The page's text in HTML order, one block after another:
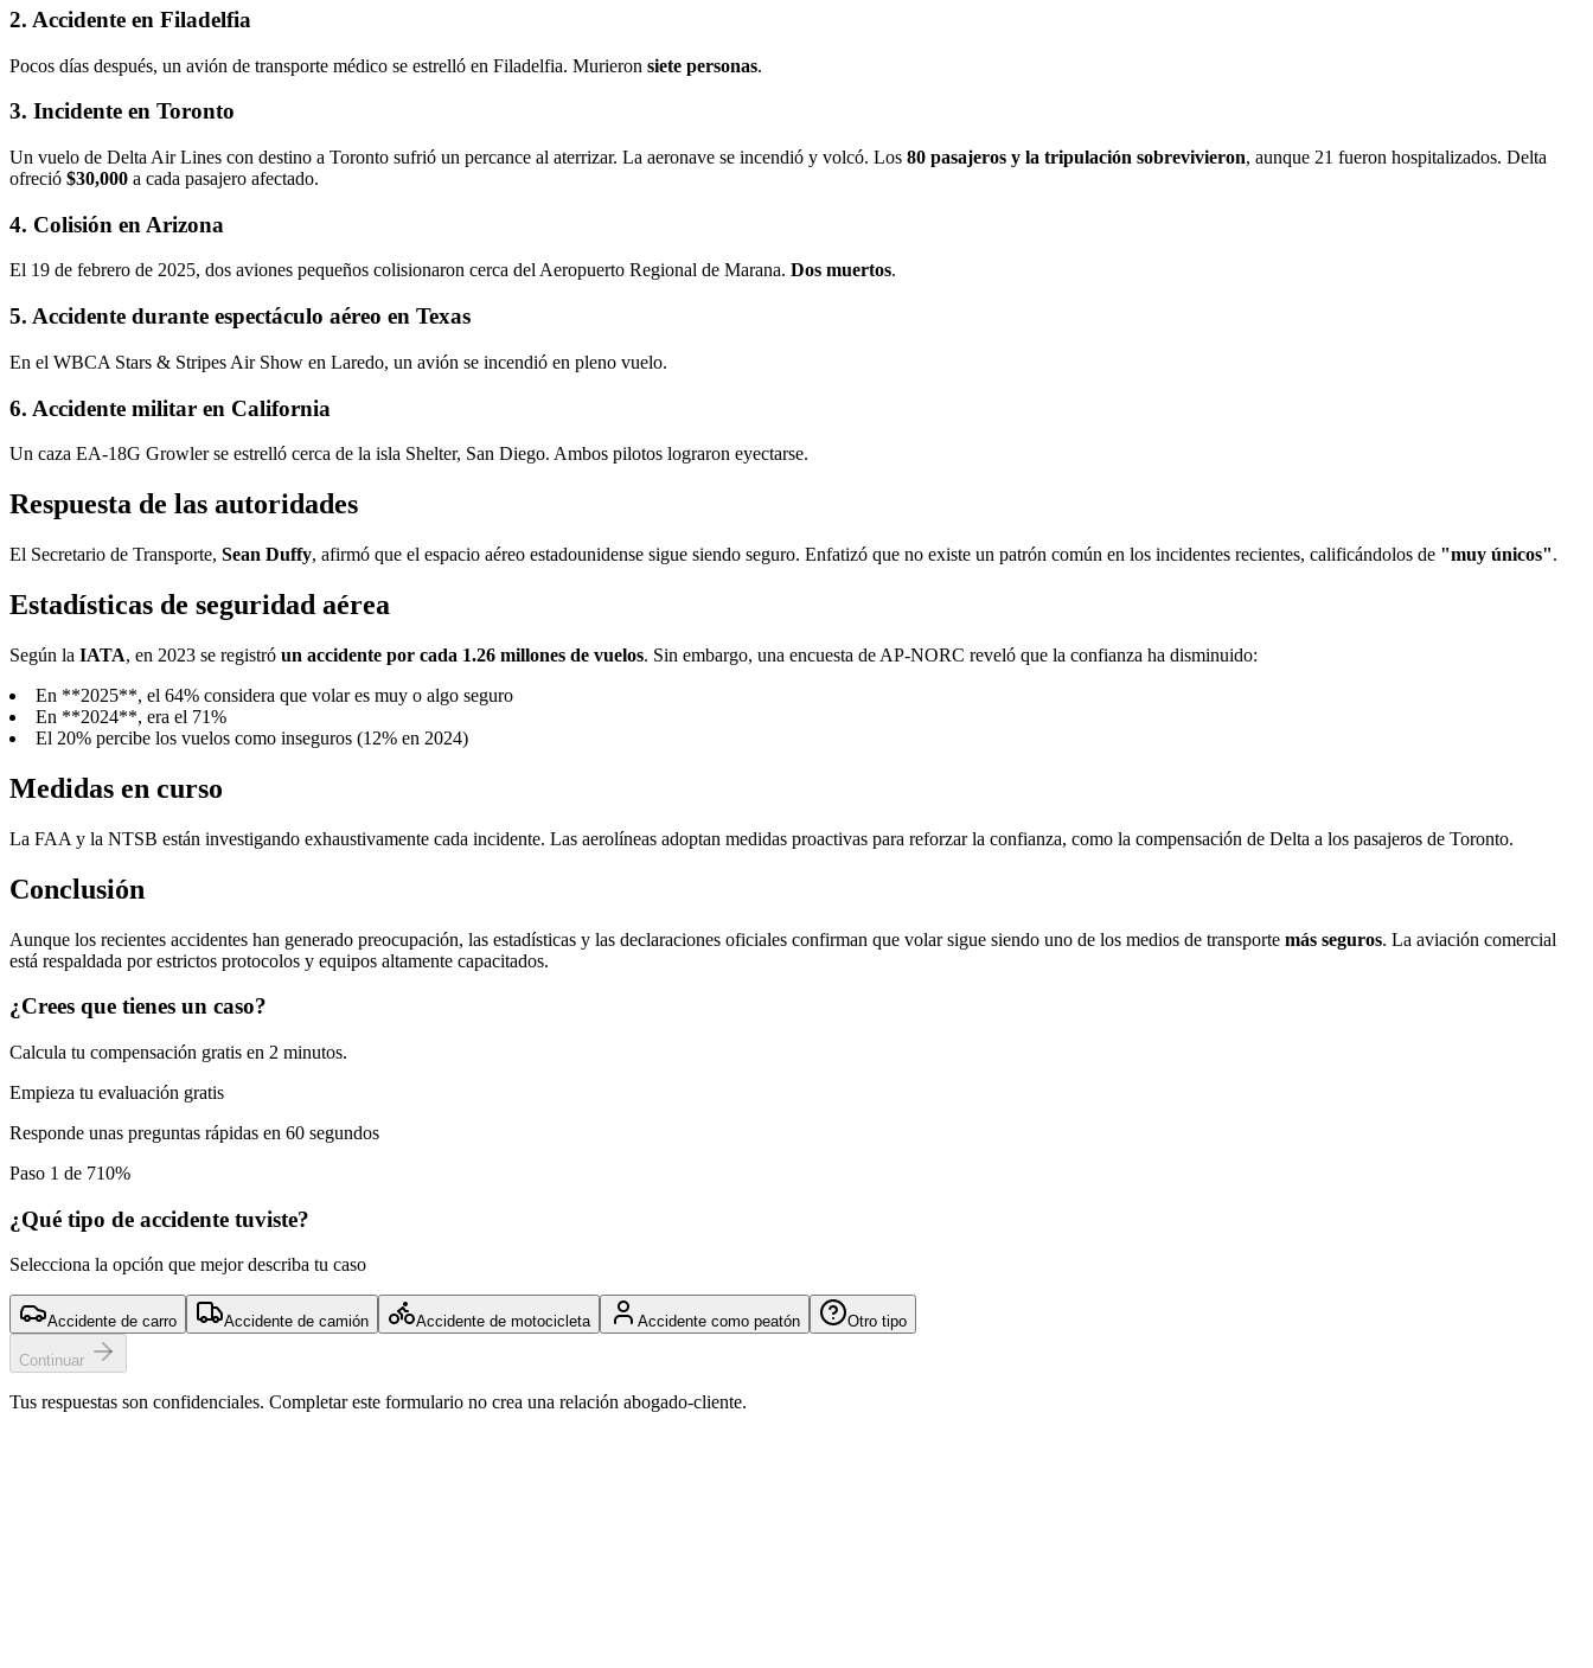
2. Accidente en Filadelfia
Pocos días después, un avión de transporte médico se estrelló en Filadelfia. Murieron siete personas.
3. Incidente en Toronto
Un vuelo de Delta Air Lines con destino a Toronto sufrió un percance al aterrizar. La aeronave se incendió y volcó. Los 80 pasajeros y la tripulación sobrevivieron, aunque 21 fueron hospitalizados. Delta
ofreció $30,000 a cada pasajero afectado.
4. Colisión en Arizona
El 19 de febrero de 2025, dos aviones pequeños colisionaron cerca del Aeropuerto Regional de Marana. Dos muertos.
5. Accidente durante espectáculo aéreo en Texas
En el WBCA Stars & Stripes Air Show en Laredo, un avión se incendió en pleno vuelo.
6. Accidente militar en California
Un caza EA-18G Growler se estrelló cerca de la isla Shelter, San Diego. Ambos pilotos lograron eyectarse.
Respuesta de las autoridades
El Secretario de Transporte, Sean Duffy, afirmó que el espacio aéreo estadounidense sigue siendo seguro. Enfatizó que no existe un patrón común en los incidentes recientes, calificándolos de "muy únicos".
Estadísticas de seguridad aérea
Según la IATA, en 2023 se registró un accidente por cada 1.26 millones de vuelos. Sin embargo, una encuesta de AP-NORC reveló que la confianza ha disminuido:
En **2025**, el 64% considera que volar es muy o algo seguro
En **2024**, era el 71%
El 20% percibe los vuelos como inseguros (12% en 2024)
Medidas en curso
La FAA y la NTSB están investigando exhaustivamente cada incidente. Las aerolíneas adoptan medidas proactivas para reforzar la confianza, como la compensación de Delta a los pasajeros de Toronto.
Conclusión
Aunque los recientes accidentes han generado preocupación, las estadísticas y las declaraciones oficiales confirman que volar sigue siendo uno de los medios de transporte más seguros. La aviación comercial
está respaldada por estrictos protocolos y equipos altamente capacitados.
¿Crees que tienes un caso?
Calcula tu compensación gratis en 2 minutos.
Empieza tu evaluación gratis
Responde unas preguntas rápidas en 60 segundos
Paso 1 de 710%
¿Qué tipo de accidente tuviste?
Selecciona la opción que mejor describa tu caso
Accidente de carro Accidente de camión Accidente de motocicleta Accidente como peatón Otro tipo
Continuar
Tus respuestas son confidenciales. Completar este formulario no crea una relación abogado-cliente.